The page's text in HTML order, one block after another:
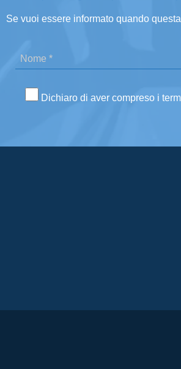
Se vuoi essere informato quando
Dichiaro di aver compreso i